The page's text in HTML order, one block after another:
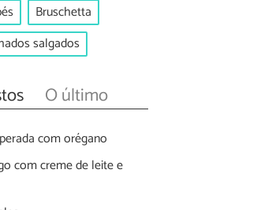
Bruschetta
salgados
O último
com orégano
com creme de leite e